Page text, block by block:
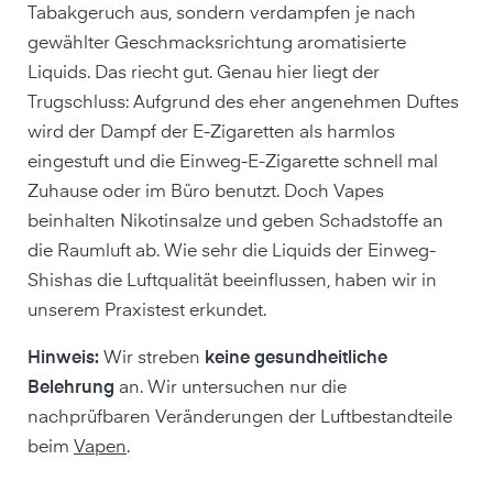
Tabakgeruch aus, sondern verdampfen je nach
gewählter Geschmacksrichtung aromatisierte
Liquids. Das riecht gut. Genau hier liegt der
Trugschluss: Aufgrund des eher angenehmen Duftes
wird der Dampf der E-Zigaretten als harmlos
eingestuft und die Einweg-E-Zigarette schnell mal
Zuhause oder im Büro benutzt. Doch Vapes
beinhalten Nikotinsalze und geben Schadstoffe an
die Raumluft ab. Wie sehr die Liquids der Einweg-
Shishas die Luftqualität beeinflussen, haben wir in
unserem Praxistest erkundet.
Hinweis: Wir streben keine gesundheitliche
Belehrung an. Wir untersuchen nur die
nachprüfbaren Veränderungen der Luftbestandteile
beim Vapen.